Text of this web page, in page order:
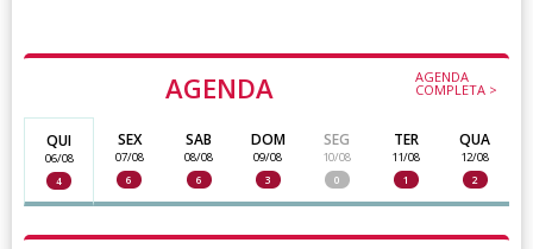
AGENDA AGENDA
COMPLETA >
QUI
06/08
4
SEX
07/08
6
SAB
08/08
6
DOM
09/08
3
SEG
10/08
0
TER
11/08
1
QUA
12/08
2